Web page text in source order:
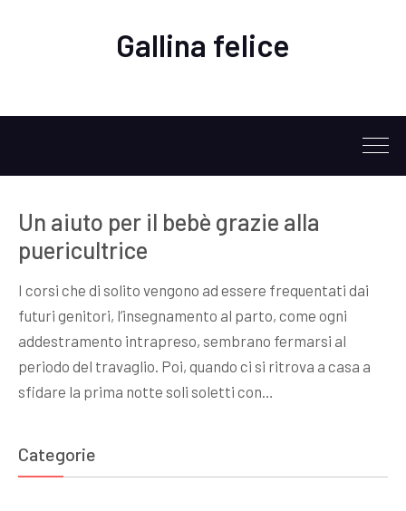
Gallina felice
Un aiuto per il bebè grazie alla
puericultrice
I corsi che di solito vengono ad essere frequentati dai
futuri genitori, l’insegnamento al parto, come ogni
addestramento intrapreso, sembrano fermarsi al
periodo del travaglio. Poi, quando ci si ritrova a casa a
sfidare la prima notte soli soletti con…
Categorie